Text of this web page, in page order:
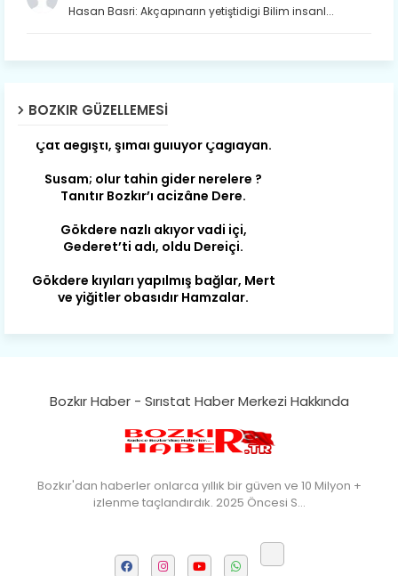
Hasan Basri: Akçapınarın yetiştidigi Bilim insanl...
BOZKIR GÜZELLEMESI
Son yıllarda orda yok artık ağlayan,
Tanıtır Bozkır’ı acizâne Dere.
Gederet’ti adı, oldu Dereiçi.
ve yiğitler obasıdır Hamzalar.
kan, Bunlarla kasaba olmuş Sarıoğlan.
yorgun. Şehit Berâtlı, halkı yiğit genç
Sorkun.
Mazimdeki ismi şanla taşır Söğüt.
Bozkır Haber - Sırıstat Haber Merkezi Hakkında
Bozkır'dan haberler onlarca yıllık bir güven ve 10 Milyon +
izlenme taçlandırdık. 2025 Öncesi S…